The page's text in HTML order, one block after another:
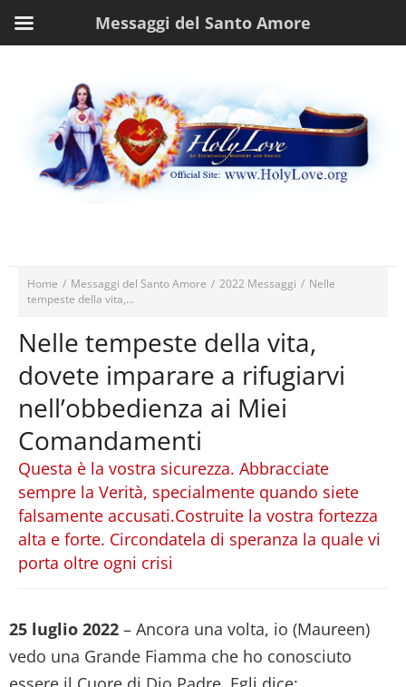
Home / Messaggi del Santo Amore / 2022 Messaggi / Nelle
tempeste della vita,...
Nelle tempeste della vita,
dovete imparare a rifugiarvi
nell’obbedienza ai Miei
Comandamenti
Questa è la vostra sicurezza. Abbracciate
sempre la Verità, specialmente quando siete
falsamente accusati.Costruite la vostra fortezza
alta e forte. Circondatela di speranza la quale vi
porta oltre ogni crisi
25 luglio 2022 – Ancora una volta, io (Maureen)
vedo una Grande Fiamma che ho conosciuto
Messaggi del Santo Amore